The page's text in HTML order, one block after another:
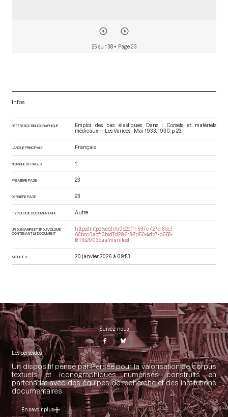
25 sur 38• Page 23
Infos
RÉFÉRENCE BIBLIOGRAPHIQUE
Emploi des bas élastiques. Dans : Corsets et matériels
médicaux — Les Varices - Mai 1933 . 1930. p. 23.
LANGUE PRINCIPALE Français
NOMBRE DE PAGES 1
PREMIÈRE PAGE 23
DERNIÈRE PAGE 23
TYPOLOGIE DOCUMENTAIRE Autre
URI DU MANIFEST IIIF DU VOLUME
CONTENANT LE DOCUMENT
https://iiif.persee.fr/b0e2cf11-597c-427d-8ac7-
68bcc0acf13b/d7d29618-7d50-4db7-b658-
f811b2003caa/manifest
MODIFIÉ LE 20 janvier 2026 à 09:53
Suivez-nous
Les perséides
Un dispositif pensé par Persée pour la valorisation de corpus
textuels et iconographiques numérisés construits en
partenariat avec des équipes de recherche et des institutions
documentaires.
En savoir plus